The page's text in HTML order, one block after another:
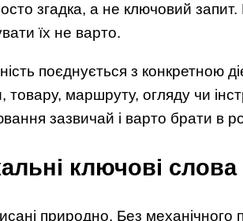
згадка, а не ключовий запит.
їх не варто.
поєднується з конкретною
маршруту, огляду чи
зазвичай і варто брати в
ключові слова
природно. Без механічного